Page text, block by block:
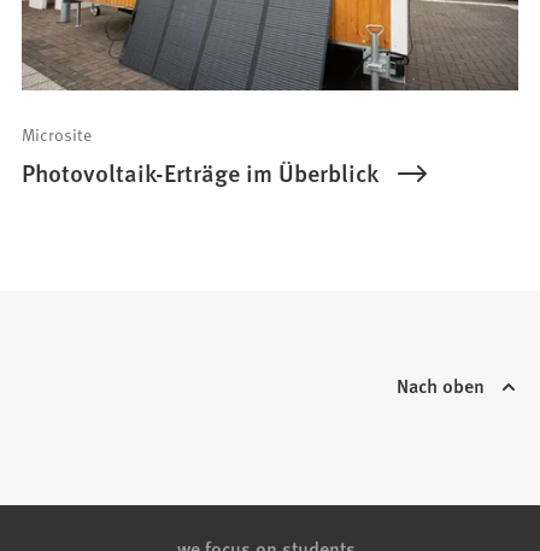
Microsite
Photovoltaik-Erträge im Überblick
Nach oben